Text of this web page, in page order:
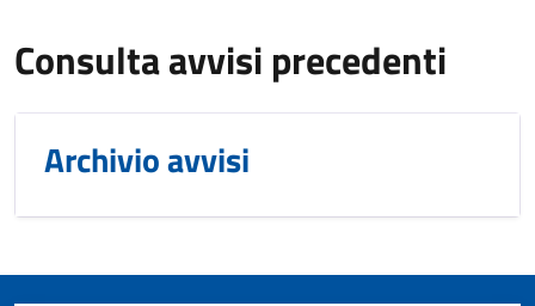
Consulta avvisi precedenti
Archivio avvisi